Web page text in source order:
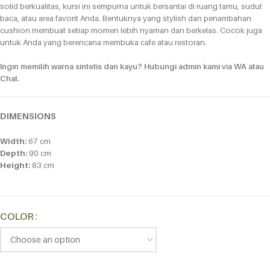
solid berkualitas, kursi ini sempurna untuk bersantai di ruang tamu, sudut
baca, atau area favorit Anda. Bentuknya yang stylish dan penambahan
cushion membuat setiap momen lebih nyaman dan berkelas. Cocok juga
untuk Anda yang berencana membuka cafe atau restoran.
Ingin memilih warna sintetis dan kayu? Hubungi admin kami via WA atau
Chat.
DIMENSIONS
Width:67 cm
Depth: 90 cm
Height: 83 cm
COLOR
Alternative: